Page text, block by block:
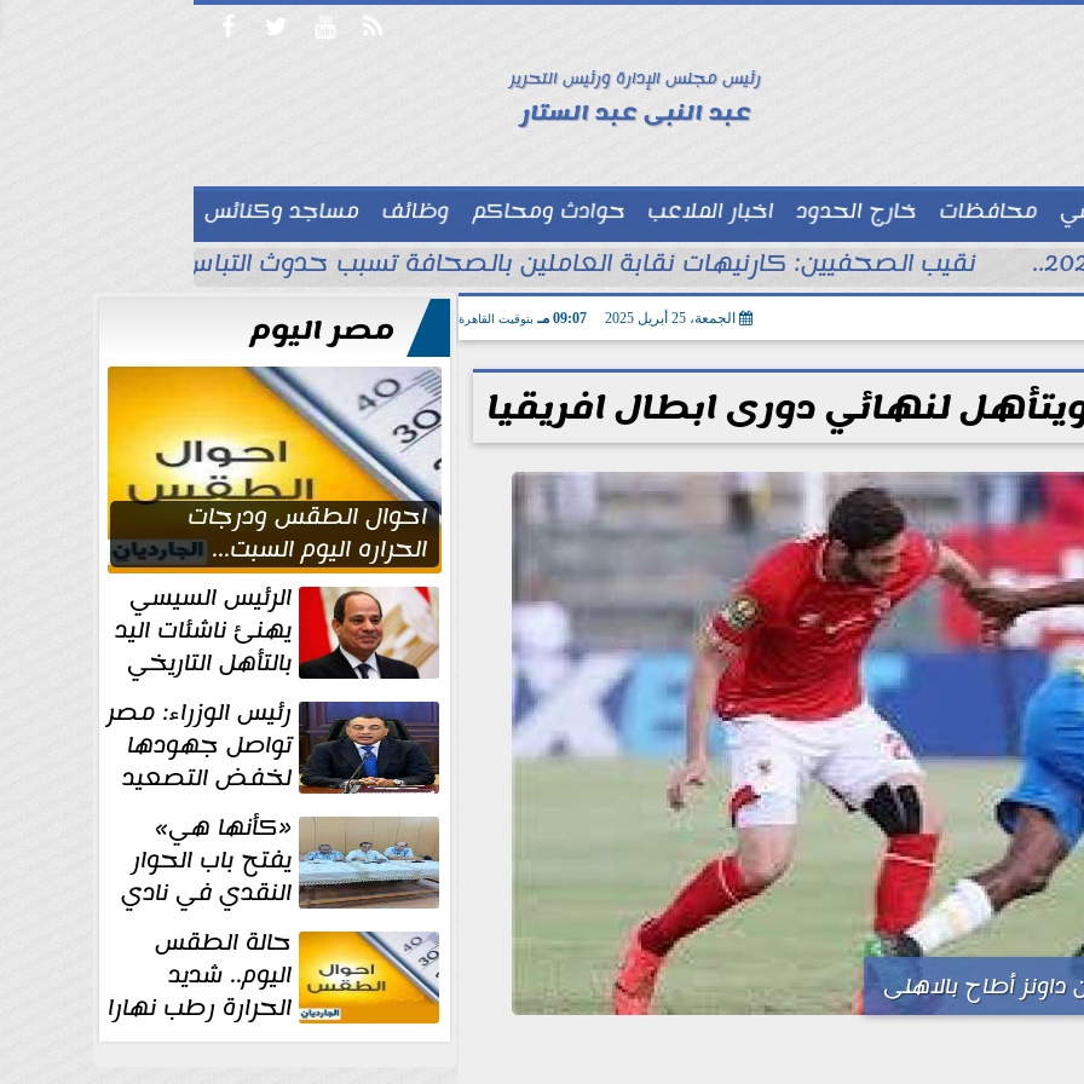
   
رئيس مجلس الإدارة ورئيس التحرير
عبد النبى عبد الستار
محافظات خارج الحدود اخبار الملاعب حوادث ومحاكم وظائف
مساجد وكنائس
توك شو

نقيب الصحفيين: كارنيهات نقابة العاملين بالصحافة تسبب حدوث التباس ويجب تصحيح
الجمعة، 25 أبريل 2025 09:07 مـ بتوقيت القاهرة
لنهائي دورى ابطال افريقيا
أطاح بالاهلى
مصر اليوم
احوال الطقس ودرجات
الحراره اليوم السبت...
العظمى في القاهره 36
درجة الرئيس السيسي
يهنئ ناشئات اليد
بالتأهل التاريخي
إلى نصف نهائي
كأس العالم رئيس الوزراء: مصر
تواصل جهودها
لخفض التصعيد
والحفاظ على
الاستقرار الإقليمي«كأنها هي»
يفتح باب الحوار
النقدي في نادي
أدب مصر الجديدة
حالة الطقس
اليوم.. شديد
الحرارة رطب نهارا
مائل للحرارة رطب